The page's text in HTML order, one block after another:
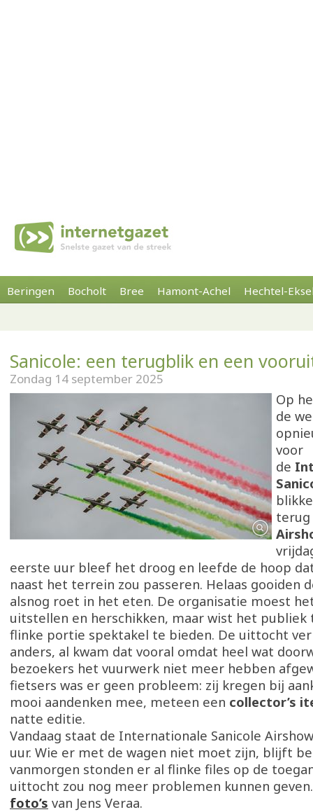
Beringen Bocholt Bree Hamont-Achel Hechtel-
Sanicole: een terugblik en een
Zondag 14 september 2025
Op
de
voor
de
eerste uur bleef het droog en leefde de hoop
naast het terrein zou passeren. Helaas gooiden
alsnog roet in het eten. De organisatie moest
uitstellen en herschikken, maar wist het publiek
flinke portie spektakel te bieden. De uittocht
anders, al kwam dat vooral omdat heel wat
bezoekers het vuurwerk niet meer hebben
fietsers was er geen probleem: zij kregen bij
mooi aandenken mee, meteen een collector’s
natte editie.
Vandaag staat de Internationale Sanicole
uur. Wie er met de wagen niet moet zijn, blijft
vanmorgen stonden er al flinke files op de
uittocht zou nog meer problemen kunnen
foto’s van Jens Veraa.